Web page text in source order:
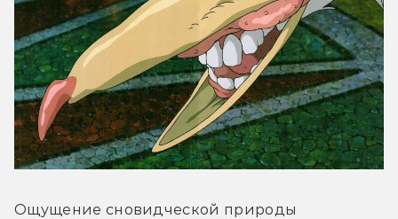
Ощущение сновидческой природы